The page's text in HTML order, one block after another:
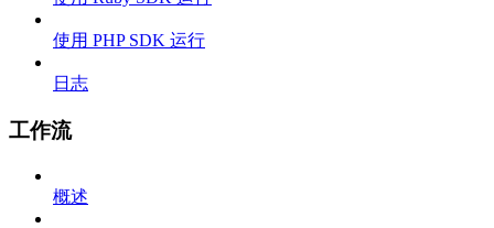
使用 PHP SDK 运行
日志
工作流
概述